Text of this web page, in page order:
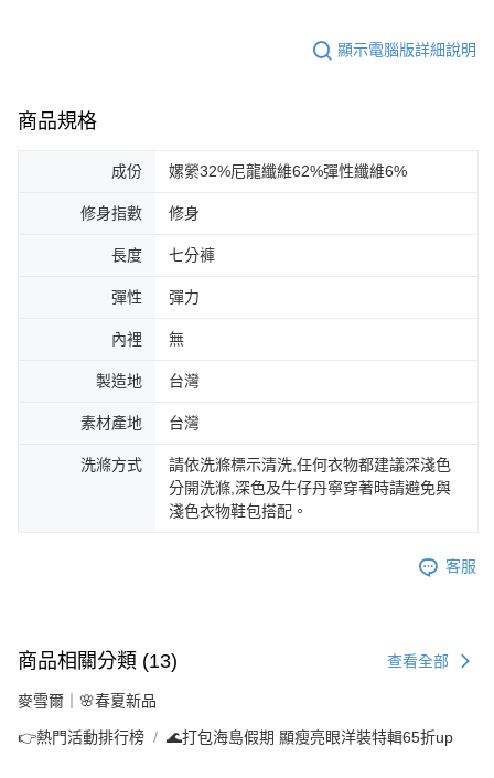
顯示電腦版詳細說明
商品規格
成份 嫘縈32%尼龍纖維62%彈性纖維6%
修身指數 修身
長度 七分褲
彈性 彈力
內裡 無
製造地 台灣
素材產地 台灣
洗滌方式
請依洗滌標示清洗,任何衣物都建議深淺色
分開洗滌,深色及牛仔丹寧穿著時請避免與
淺色衣物鞋包搭配。
客服
商品相關分類 (13) 查看全部
麥雪爾｜🌸春夏新品
👉熱門活動排行榜 🌊打包海島假期 顯瘦亮眼洋裝特輯65折up